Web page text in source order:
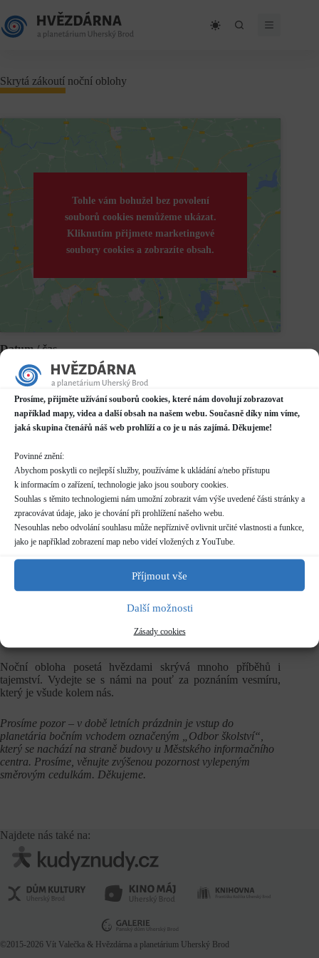
Prosíme, přijměte užívání souborů cookies, které nám dovolují zobrazovat
například mapy, videa a další obsah na našem webu. Současně díky nim víme,
jaká skupina čtenářů náš web prohlíží a co je u nás zajímá. Děkujeme!
Povinné znění:
Abychom poskytli co nejlepší služby, používáme k ukládání a/nebo přístupu
k informacím o zařízení, technologie jako jsou soubory cookies.
Souhlas s těmito technologiemi nám umožní zobrazit vám výše uvedené části stránky a
zpracovávat údaje, jako je chování při prohlížení našeho webu.
Nesouhlas nebo odvolání souhlasu může nepříznivě ovlivnit určité vlastnosti a funkce,
jako je například zobrazení map nebo videí vložených z YouTube.
Příjmout vše
Další možnosti
Zásady cookies
to
content
Skrytá zákoutí noční oblohy
Tohle vám bohužel bez povolení
souborů cookies nemůžeme ukázat.
Kliknutím přijmete marketingové
soubory cookies a zobrazíte obsah.
Datum / čas
09.07.2023
15:30 - 16:30
Místo konání
Planetárium v Domě kultury
Mariánské náměstí 2187, Uherský Brod
Kategorie
Pravidelné akce
Rezervace
nelze rezervovat
50 minut
Noční obloha posetá hvězdami skrývá mnoho příběhů i
tajemství. Vydejte se s námi na pouť za poznáním vesmíru,
který je všude kolem nás.
Prosíme pozor – v době letních prázdnin je vstup do
planetária bočním vchodem označeným „Odbor školství“,
který se nachází na straně budovy u Městského informačního
centra. Prosíme, věnujte zvýšenou pozornost vylepeným
směrovým cedulkám. Děkujeme.
Najdete nás také na:
©2015-2026 Vít Valečka & Hvězdárna a planetárium Uherský Brod